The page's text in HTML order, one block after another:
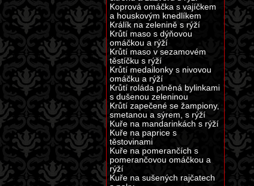
Koprová omáčka s vajíčkem
a houskovým knedlíkem
Králík na zelenině s rýží
Krůtí maso s dýňovou
omáčkou a rýží
Krůtí maso v sezamovém
těstíčku s rýží
Krůtí medailonky s nivovou
omáčku a rýží
Krůtí roláda plněná bylinkami
s dušenou zeleninou
Krůtí zapečené se žampiony,
smetanou a sýrem, s rýží
Kuře na mandarinkách s rýží
Kuře na paprice s
těstovinami
Kuře na pomerančích s
pomerančovou omáčkou a
rýží
Kuře na sušených rajčatech